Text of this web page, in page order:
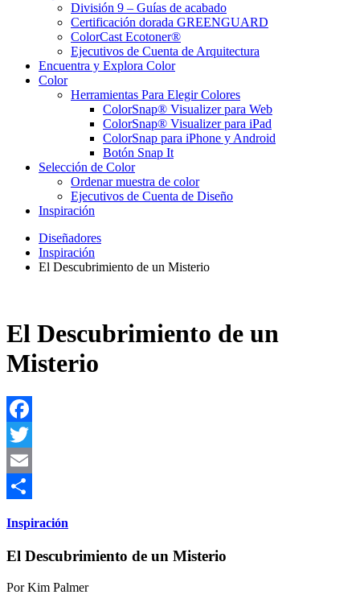
División 9 – Guías de acabado
Certificación dorada GREENGUARD
ColorCast Ecotoner®
Ejecutivos de Cuenta de Arquitectura
Encuentra y Explora Color
Color
Herramientas Para Elegir Colores
ColorSnap® Visualizer para Web
ColorSnap® Visualizer para iPad
ColorSnap para iPhone y Android
Botón Snap It
Selección de Color
Ordenar muestra de color
Ejecutivos de Cuenta de Diseño
Inspiración
Diseñadores
Inspiración
El Descubrimiento de un Misterio
El Descubrimiento de un
Misterio
Facebook
Twitter
Email
Inspiración
El Descubrimiento de un Misterio
Por Kim Palmer